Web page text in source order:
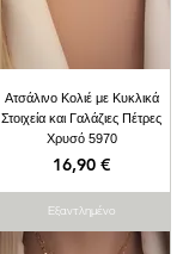
Ατσάλινο Κολιέ με Κυκλικά
Στοιχεία και Γαλάζιες Πέτρες
Χρυσό 5970
Τιμή
16,90 €
Εξαντλημένο